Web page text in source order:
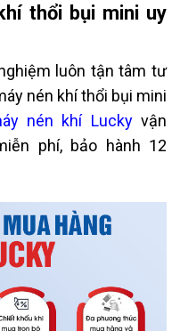
thổi bụi mini uy
luôn tận tâm tư
nén khí thổi bụi mini
nén khí Lucky vận
phí, bảo hành 12